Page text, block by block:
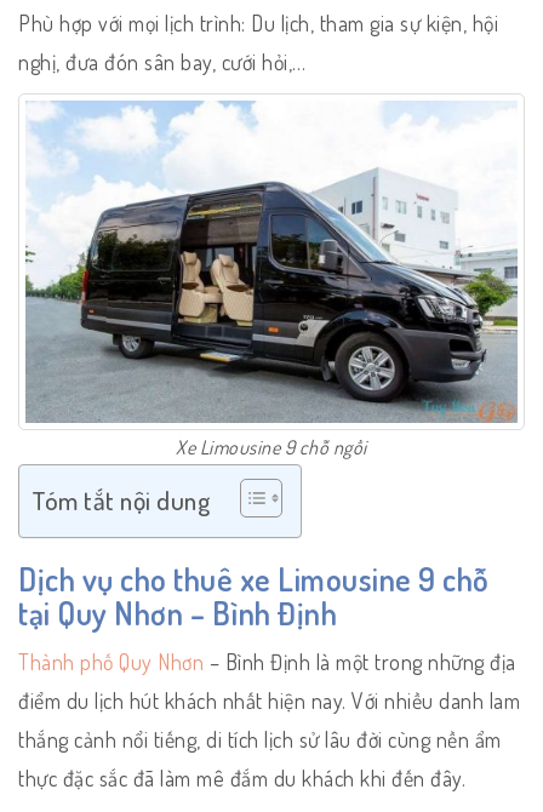
Phù hợp với mọi lịch trình: Du lịch, tham gia sự kiện, hội
nghị, đưa đón sân bay, cưới hỏi,…
Xe Limousine 9 chỗ ngồi
Tóm tắt nội dung
Dịch vụ cho thuê xe Limousine 9 chỗ
tại Quy Nhơn – Bình Định
Thành phố Quy Nhơn – Bình Định là một trong những địa
điểm du lịch hút khách nhất hiện nay. Với nhiều danh lam
thắng cảnh nổi tiếng, di tích lịch sử lâu đời cùng nền ẩm
thực đặc sắc đã làm mê đắm du khách khi đến đây.